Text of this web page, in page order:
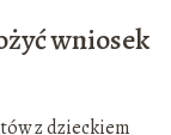
wniosek
z dzieckiem